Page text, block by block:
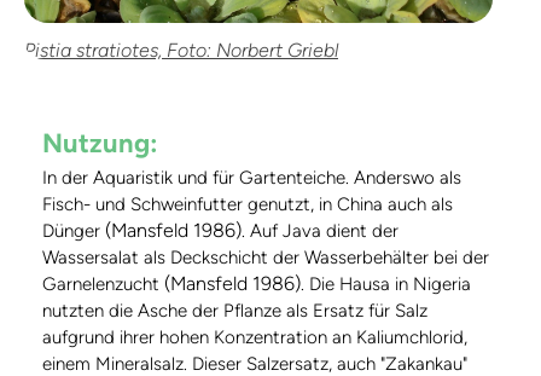
Pistia stratiotes, Foto: Norbert Griebl
Nutzung:
In der Aquaristik und für Gartenteiche. Anderswo als
Fisch- und Schweinfutter genutzt, in China auch als
Dünger (Mansfeld 1986). Auf Java dient der
Wassersalat als Deckschicht der Wasserbehälter bei der
Garnelenzucht (Mansfeld 1986). Die Hausa in Nigeria
nutzten die Asche der Pflanze als Ersatz für Salz
aufgrund ihrer hohen Konzentration an Kaliumchlorid,
einem Mineralsalz. Dieser Salzersatz, auch "Zakankau"